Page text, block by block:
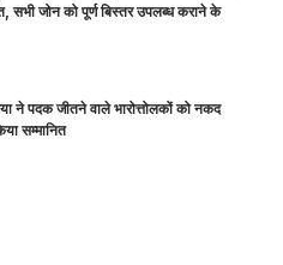
सभी जोन को पूर्ण बिस्तर उपलब्ध कराने के
ने पदक जीतने वाले भारोत्तोलकों को नकद
सम्मानित